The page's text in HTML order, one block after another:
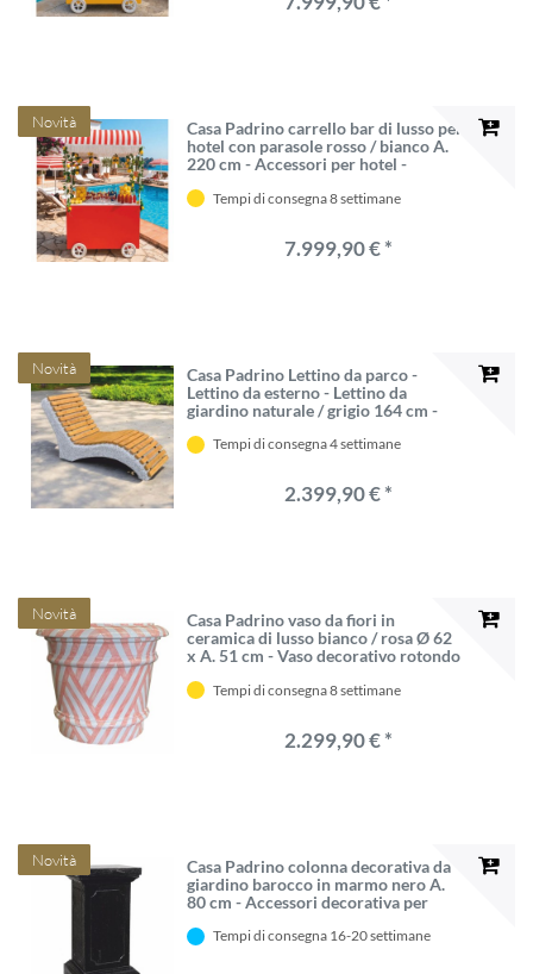
Novità
Casa Padrino carrello bar di lusso per
hotel con parasole rosso / bianco A.
220 cm - Accessori per hotel -
Tempi di consegna 8 settimane
7.999,90 € *
Novità
Casa Padrino Lettino da parco -
Lettino da esterno - Lettino da
giardino naturale / grigio 164 cm -
Tempi di consegna 4 settimane
2.399,90 € *
Novità
Casa Padrino vaso da fiori in
ceramica di lusso bianco / rosa Ø 62
x A. 51 cm - Vaso decorativo rotondo
Tempi di consegna 8 settimane
2.299,90 € *
Novità
Casa Padrino colonna decorativa da
giardino barocco in marmo nero A.
80 cm - Accessori decorativa per
Tempi di consegna 16-20 settimane